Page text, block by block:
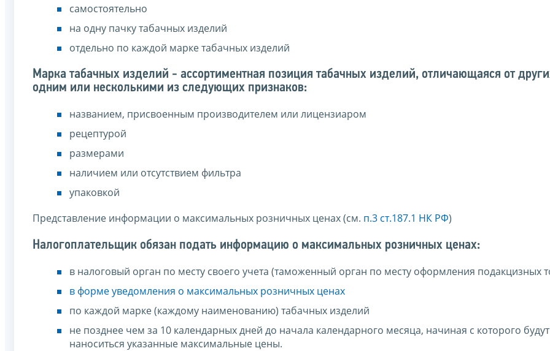
самостоятельно
на одну пачку табачных изделий
отдельно по каждой марке табачных изделий
Марка табачных изделий - ассортиментная позиция табачных изделий, отличающаяся от
одним или несколькими из следующих признаков:
названием, присвоенным производителем или лицензиаром
рецептурой
размерами
наличием или отсутствием фильтра
упаковкой
Представление информации о максимальных розничных ценах (см. п.3 ст.187.1 НК РФ)
Налогоплательщик обязан подать информацию о максимальных розничных ценах:
в налоговый орган по месту своего учета (таможенный орган по месту оформления подакцизных
в форме уведомления о максимальных розничных ценах
по каждой марке (каждому наименованию) табачных изделий
не позднее чем за 10 календарных дней до начала календарного месяца, начиная с которого будут
наноситься указанные максимальные цены.